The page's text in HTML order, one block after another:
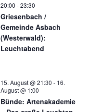
20:00 -23:30
Griesenbach /
Gemeinde Asbach
(Westerwald):
Leuchtabend
15. August @ 21:30 - 16.
August @ 1:00
Bünde: Artenakademie